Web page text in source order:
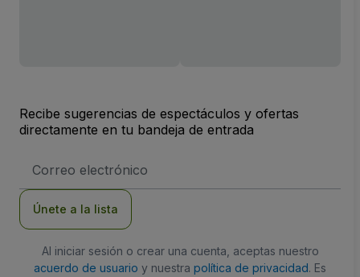
Recibe sugerencias de espectáculos y ofertas
directamente en tu bandeja de entrada
de
Únete a la lista
Al iniciar sesión o crear una cuenta, aceptas nuestro
acuerdo de usuario y nuestra política de privacidad. Es